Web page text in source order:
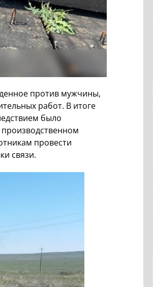
против мужчины,
работ. В итоге
было
провести
связи.